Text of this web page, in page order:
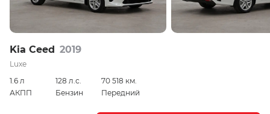
Kia Ceed 2019
Luxe
1.6 л
128 л.с.
70 518 км.
АКПП
Бензин Передний